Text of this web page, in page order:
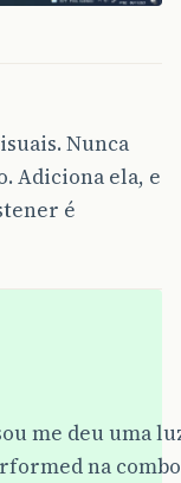
Nunca
Adiciona ela, e
é
me deu uma
na